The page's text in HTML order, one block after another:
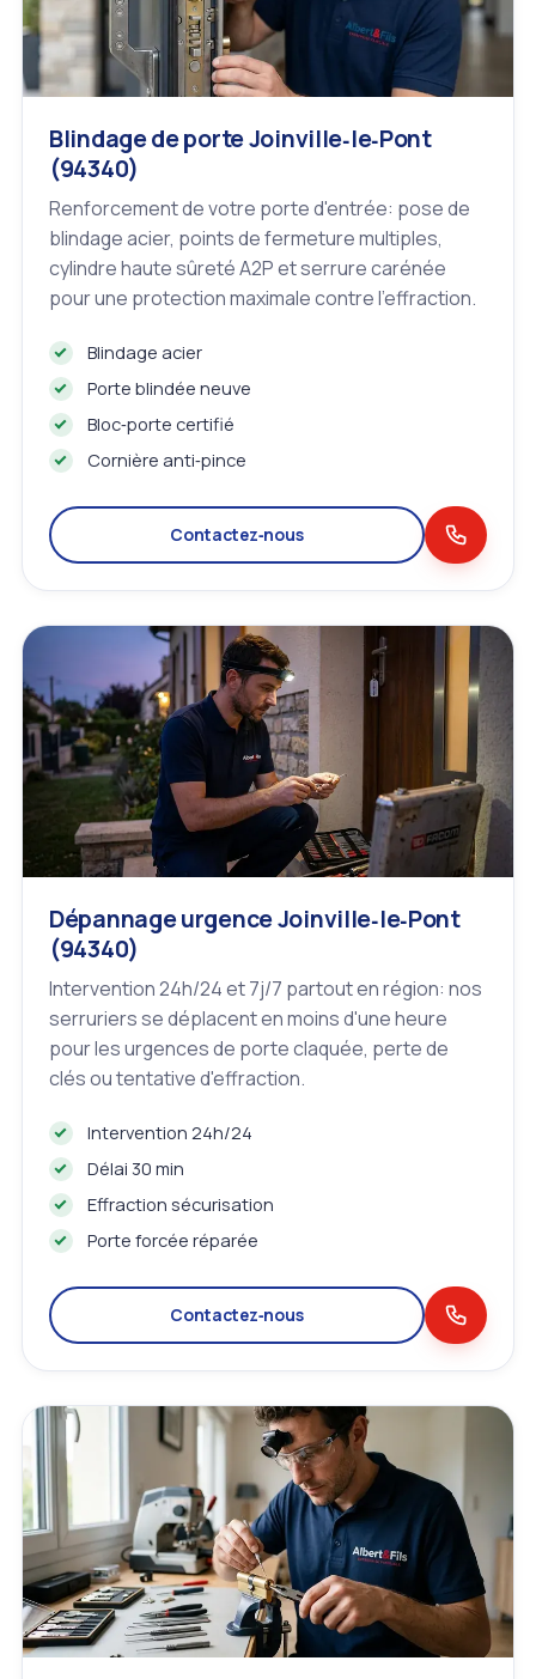
Blindage de porte Joinville‑le‑Pont
(94340)
Renforcement de votre porte d'entrée: pose de
blindage acier, points de fermeture multiples,
cylindre haute sûreté A2P et serrure carénée
pour une protection maximale contre l'effraction.
Blindage acier
Porte blindée neuve
Bloc‑porte certifié
Cornière anti‑pince
Contactez‑nous
Dépannage urgence Joinville‑le‑Pont
(94340)
Intervention 24h/24 et 7j/7 partout en région: nos
serruriers se déplacent en moins d'une heure
pour les urgences de porte claquée, perte de
clés ou tentative d'effraction.
Intervention 24h/24
Délai 30 min
Effraction sécurisation
Porte forcée réparée
Contactez‑nous